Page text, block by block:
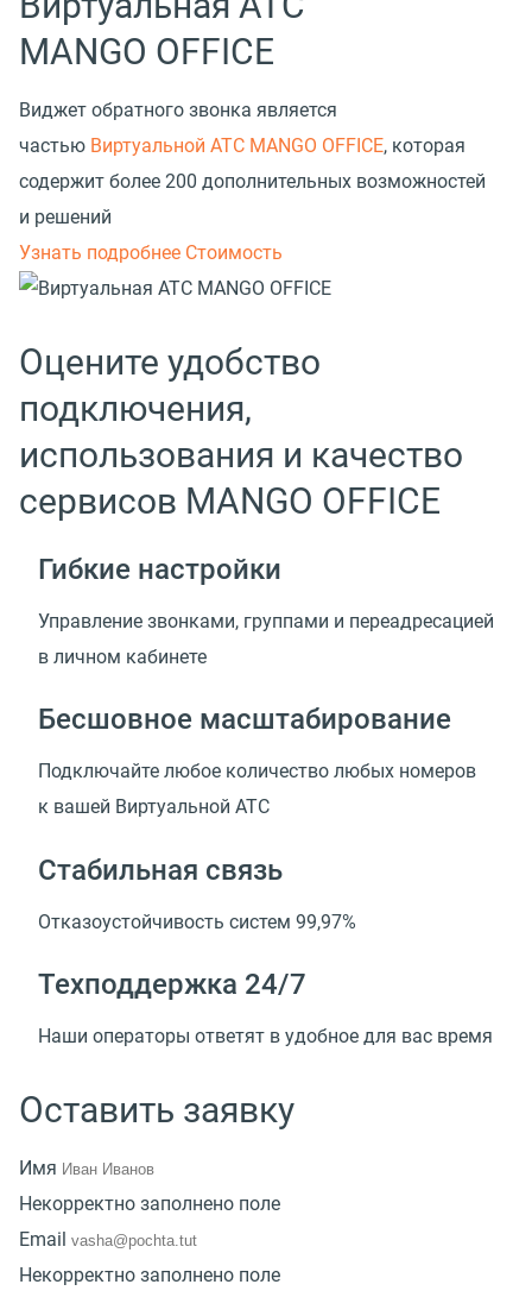
MANGO OFFICE
Виджет обратного звонка является
частью Виртуальной АТС MANGO OFFICE, которая
содержит более 200 дополнительных возможностей
и решений
Узнать подробнее Стоимость
Оцените удобство
подключения,
использования и качество
сервисов MANGO OFFICE
Гибкие настройки
Управление звонками, группами и переадресацией
в личном кабинете
Бесшовное масштабирование
Подключайте любое количество любых номеров
к вашей Виртуальной АТС
Стабильная связь
Отказоустойчивость систем 99,97%
Техподдержка 24/7
Наши операторы ответят в удобное для вас время
Оставить заявку
Имя
Некорректно заполнено поле
Email
Некорректно заполнено поле